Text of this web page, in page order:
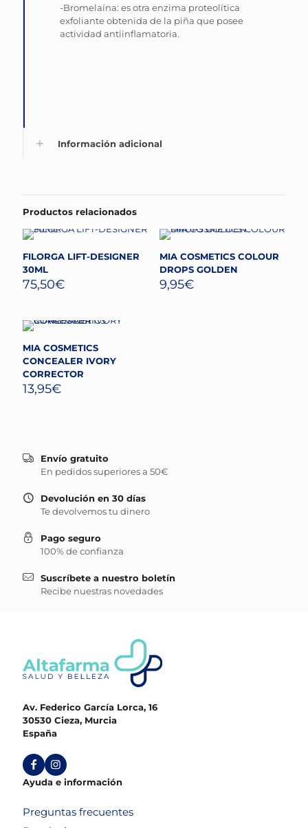
-Bromelaína: es otra enzima proteolítica
exfoliante obtenida de la piña que posee
actividad antiinflamatoria.
Información adicional
Productos relacionados
FILORGA LIFT-DESIGNER
30ML
75,50€
MIA COSMETICS COLOUR
DROPS GOLDEN
9,95€
MIA COSMETICS
CONCEALER IVORY
CORRECTOR
13,95€
Envío gratuito
En pedidos superiores a 50€
Devolución en 30 días
Te devolvemos tu dinero
Pago seguro
100% de confianza
Suscríbete a nuestro boletín
Recibe nuestras novedades
Av. Federico García Lorca, 16
30530 Cieza, Murcia
España
Ayuda e información
Preguntas frecuentes